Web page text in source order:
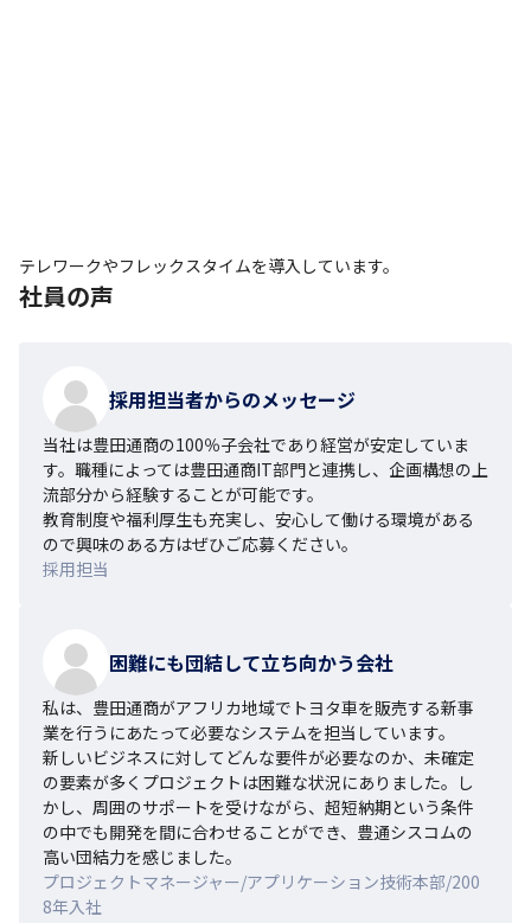
テレワークやフレックスタイムを導入しています。
社員の声
採用担当者からのメッセージ
当社は豊田通商の100％子会社であり経営が安定していま
す。職種によっては豊田通商IT部門と連携し、企画構想の上
流部分から経験することが可能です。
教育制度や福利厚生も充実し、安心して働ける環境がある
ので興味のある方はぜひご応募ください。
採用担当
困難にも団結して立ち向かう会社
私は、豊田通商がアフリカ地域でトヨタ車を販売する新事
業を行うにあたって必要なシステムを担当しています。
新しいビジネスに対してどんな要件が必要なのか、未確定
の要素が多くプロジェクトは困難な状況にありました。し
かし、周囲のサポートを受けながら、超短納期という条件
の中でも開発を間に合わせることができ、豊通シスコムの
高い団結力を感じました。
プロジェクトマネージャー/アプリケーション技術本部/200
8年入社